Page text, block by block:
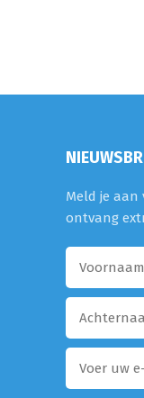
Meld je aan
ontvang